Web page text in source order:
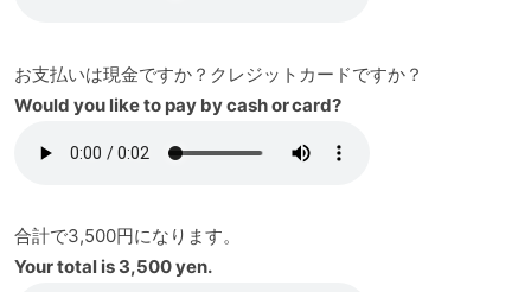
お支払いは現金ですか？クレジットカードですか？
Would you like to pay by cash or card?
合計で3,500円になります。
Your total is 3,500 yen.